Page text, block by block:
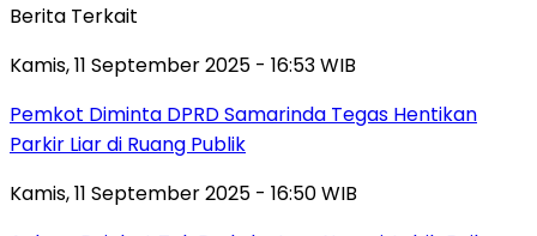
Berita Terkait
Kamis, 11 September 2025 - 16:53 WIB
Pemkot Diminta DPRD Samarinda Tegas Hentikan
Parkir Liar di Ruang Publik
Kamis, 11 September 2025 - 16:50 WIB